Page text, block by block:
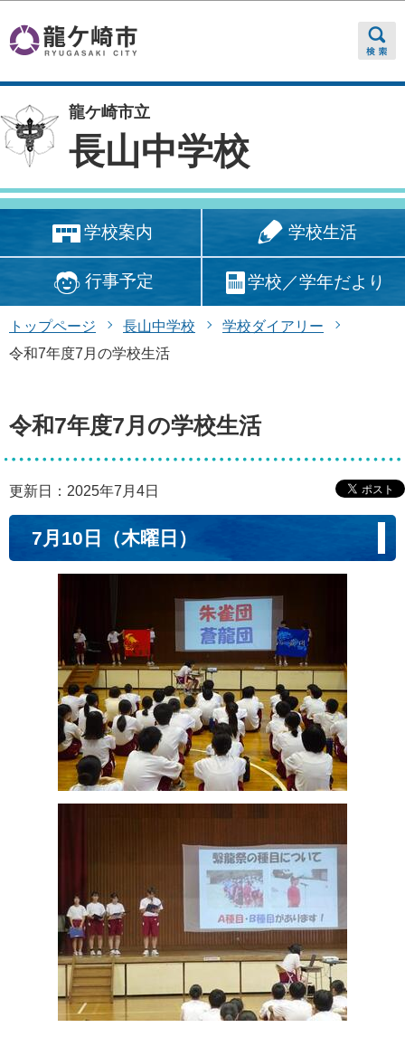
龍ケ崎市立
長山中学校
学校案内 学校生活
行事予定 学校／学年だより
トップページ 長山中学校
学校ダイアリー
令和7年度7月の学校生活
令和7年度7月の学校生活
更新日：2025年7月4日
7月10日（木曜日）